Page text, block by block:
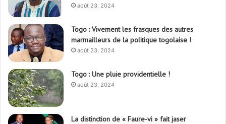
août 23, 2024
Togo : Vivement les frasques des autres
marmailleurs de la politique togolaise !
août 23, 2024
Togo : Une pluie providentielle !
août 23, 2024
La distinction de « Faure-vi » fait jaser